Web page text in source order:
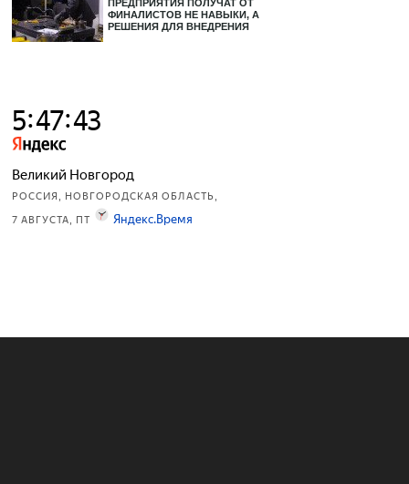
ПРЕДПРИЯТИЯ ПОЛУЧАТ ОТ
ФИНАЛИСТОВ НЕ НАВЫКИ, А
РЕШЕНИЯ ДЛЯ ВНЕДРЕНИЯ